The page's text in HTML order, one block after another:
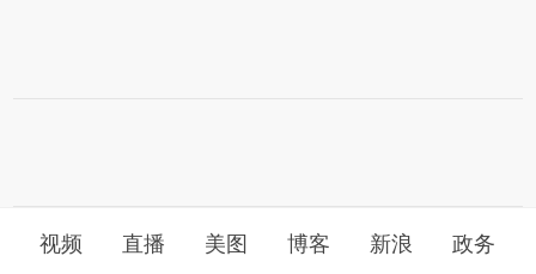
视频 直播 美图 博客 新浪
政务